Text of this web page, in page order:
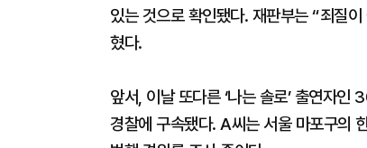
있는 것으로 확인됐다. 재판부는 “죄질
혔다.
앞서, 이날 또다른 ‘나는 솔로’ 출연자
경찰에 구속됐다. A씨는 서울 마포구의